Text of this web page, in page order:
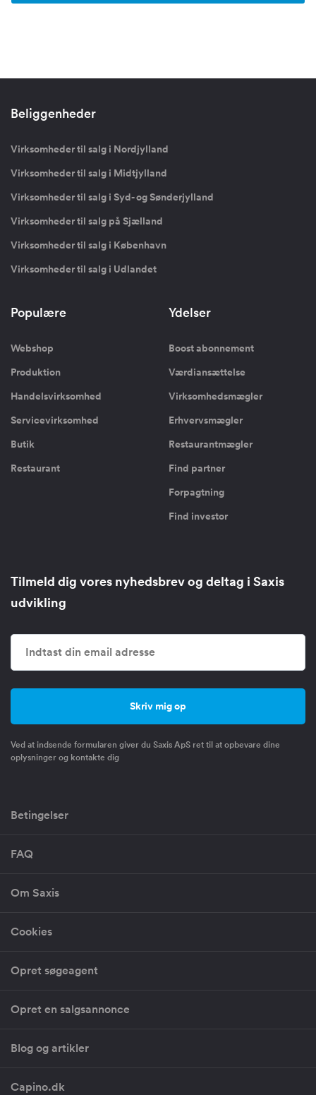
Beliggenheder
Virksomheder til salg i Nordjylland
Virksomheder til salg i Midtjylland
Virksomheder til salg i Syd- og Sønderjylland
Virksomheder til salg på Sjælland
Virksomheder til salg i København
Virksomheder til salg i Udlandet
Populære
Webshop
Produktion
Handelsvirksomhed
Servicevirksomhed
Butik
Restaurant
Ydelser
Boost abonnement
Værdiansættelse
Virksomhedsmægler
Erhvervsmægler
Restaurantmægler
Find partner
Forpagtning
Find investor
Tilmeld dig vores nyhedsbrev og deltag i Saxis
udvikling
Ved at indsende formularen giver du Saxis ApS ret til at opbevare dine
oplysninger og kontakte dig
Betingelser
FAQ
Om Saxis
Cookies
Opret søgeagent
Opret en salgsannonce
Blog og artikler
Capino.dk